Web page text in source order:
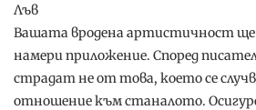
Лъв
Вашата вродена артистичност ще
намери приложение. Според
страдат не от това, което се
отношение към станалото.